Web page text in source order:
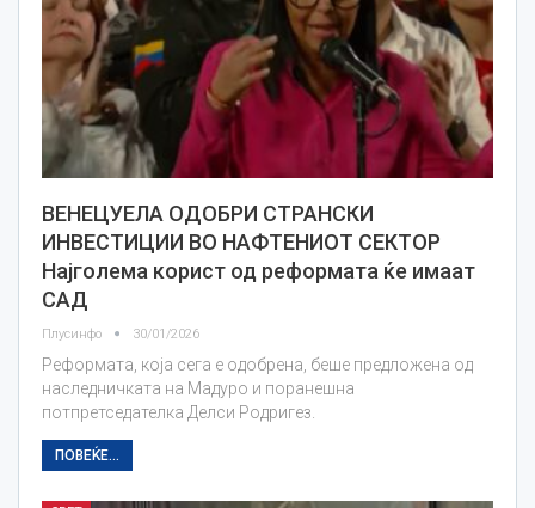
ВЕНЕЦУЕЛА ОДОБРИ СТРАНСКИ
ИНВЕСТИЦИИ ВО НАФТЕНИОТ СЕКТОР
Најголема корист од реформата ќе имаат
САД
Плусинфо 30/01/2026
Реформата, која сега е одобрена, беше предложена од
наследничката на Мадуро и поранешна
потпретседателка Делси Родригез.
ПОВЕЌЕ...